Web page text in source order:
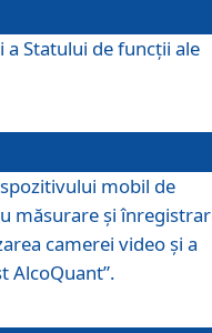
Statului de funcţii ale
mobil de
măsurare și
camerei video și a
AlcoQuant”.